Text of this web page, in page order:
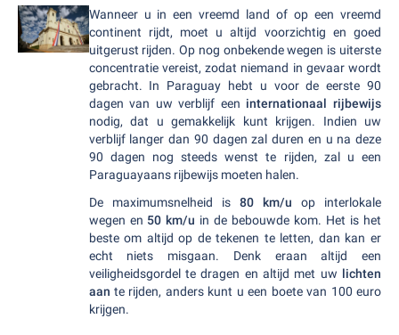
Wanneer u in een vreemd land of op een vreemd
continent rijdt, moet u altijd voorzichtig en goed
uitgerust rijden. Op nog onbekende wegen is uiterste
concentratie vereist, zodat niemand in gevaar wordt
gebracht. In Paraguay hebt u voor de eerste 90
dagen van uw verblijf een internationaal rijbewijs
nodig, dat u gemakkelijk kunt krijgen. Indien uw
verblijf langer dan 90 dagen zal duren en u na deze
90 dagen nog steeds wenst te rijden, zal u een
Paraguayaans rijbewijs moeten halen.
De maximumsnelheid is 80 km/u op interlokale
wegen en 50 km/u in de bebouwde kom. Het is het
beste om altijd op de tekenen te letten, dan kan er
echt niets misgaan. Denk eraan altijd een
veiligheidsgordel te dragen en altijd met uw lichten
aan te rijden, anders kunt u een boete van 100 euro
krijgen.